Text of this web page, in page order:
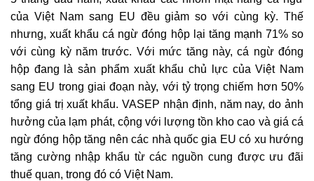
của Việt Nam sang EU đều giảm so với cùng kỳ. Thế
nhưng, xuất khẩu cá ngừ đóng hộp lại tăng mạnh 71% so
với cùng kỳ năm trước. Với mức tăng này, cá ngừ đóng
hộp đang là sản phẩm xuất khẩu chủ lực của Việt Nam
sang EU trong giai đoạn này, với tỷ trọng chiếm hơn 50%
tổng giá trị xuất khẩu. VASEP nhận định, năm nay, do ảnh
hưởng của lạm phát, cộng với lượng tồn kho cao và giá cá
ngừ đóng hộp tăng nên các nhà quốc gia EU có xu hướng
tăng cường nhập khẩu từ các nguồn cung được ưu đãi
thuế quan, trong đó có Việt Nam.